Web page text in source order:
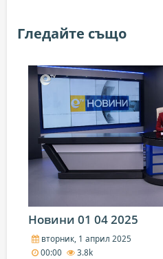
Гледайте също
Новини 01 04 2025
вторник, 1 април 2025
00:00
3.8k